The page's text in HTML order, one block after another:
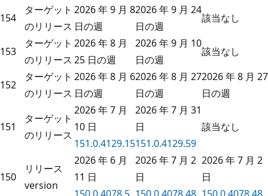
154
ターゲット
のリリース
2026 年 9 月 8
日の週
2026 年 9 月 24
日の週
該当なし
153
ターゲット
のリリース
2026 年 8 月
25 日の週
2026 年 9 月 10
日の週
該当なし
152
ターゲット
のリリース
2026 年 8 月 6
日の週
2026 年 8 月 27
日の週
2026 年 8 月 27
日の週
151
ターゲット
のリリース
2026 年 7 月
10 日
151.0.4129.15
2026 年 7 月 31
日
151.0.4129.59
該当なし
150
リリース
version
2026 年 6 月
11 日
150.0.4078.5
2026 年 7 月 2
日
150.0.4078.48
2026 年 7 月 2
日
150.0.4078.48